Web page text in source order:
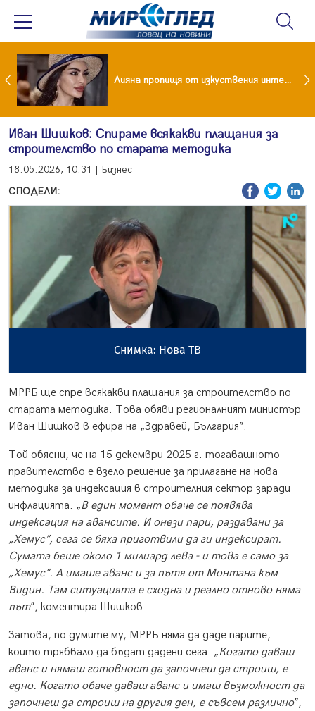
Популярен риалити герой заряза жена си заради друга Лияна пропищя от изкуствения интелект
Иван Шишков: Спираме всякакви плащания за
строителство по старата методика
18.05.2026, 10:31 | Бизнес
СПОДЕЛИ:
Снимка: Нова ТВ
МРРБ ще спре всякакви плащания за строителство по
старата методика. Това обяви регионалният министър
Иван Шишков в ефира на „Здравей, България”.
Той обясни, че на 15 декември 2025 г. тогавашното
правителство е взело решение за прилагане на нова
методика за индексация в строителния сектор заради
инфлацията. „В един момент обаче се появява
индексация на авансите. И онези пари, раздавани за
„Хемус”, сега се бяха приготвили да ги индексират.
Сумата беше около 1 милиард лева - и това е само за
„Хемус”. А имаше аванс и за пътя от Монтана към
Видин. Там ситуацията е сходна и реално отново няма
път”, коментира Шишков.
Затова, по думите му, МРРБ няма да даде парите,
които трябвало да бъдат дадени сега. „Когато даваш
аванс и нямаш готовност да започнеш да строиш, е
едно. Когато обаче даваш аванс и имаш възможност да
започнеш да строиш на другия ден, е съвсем различно”,